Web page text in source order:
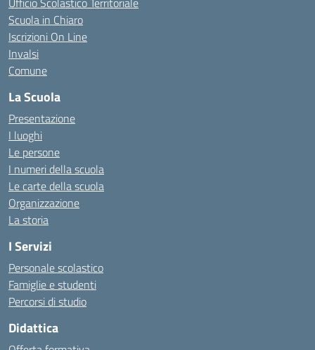
Scuola in Chiaro
Iscrizioni On Line
Invalsi
Comune
La Scuola
Presentazione
I luoghi
Le persone
I numeri della scuola
Le carte della scuola
Organizzazione
La storia
I Servizi
Personale scolastico
Famiglie e studenti
Percorsi di studio
Didattica